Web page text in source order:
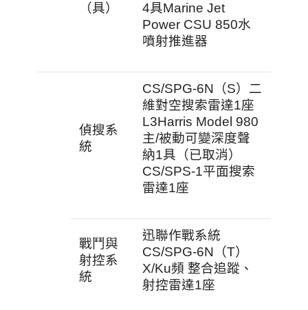
（具）
4具Marine Jet
Power CSU 850水
噴射推進器
偵搜系
統
CS/SPG-6N（S）二
維對空搜索雷達1座
L3Harris Model 980
主/被動可變深度聲
納1具（已取消）
CS/SPS-1平面搜索
雷達1座
戰鬥與
射控系
統
迅聯作戰系統
CS/SPG-6N（T）
X/Ku頻 整合追蹤、
射控雷達1座